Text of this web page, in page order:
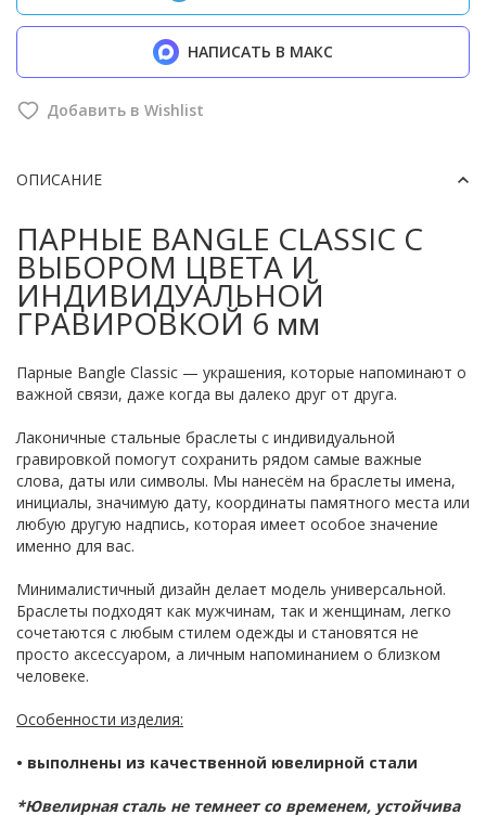
НАПИСАТЬ В МАКС
Добавить в Wishlist
ОПИСАНИЕ
ПАРНЫЕ BANGLE CLASSIC С
ВЫБОРОМ ЦВЕТА И
ИНДИВИДУАЛЬНОЙ
ГРАВИРОВКОЙ 6 мм
Парные Bangle Classic — украшения, которые напоминают о
важной связи, даже когда вы далеко друг от друга.
Лаконичные стальные браслеты с индивидуальной
гравировкой помогут сохранить рядом самые важные
слова, даты или символы. Мы нанесём на браслеты имена,
инициалы, значимую дату, координаты памятного места или
любую другую надпись, которая имеет особое значение
именно для вас.
Минималистичный дизайн делает модель универсальной.
Браслеты подходят как мужчинам, так и женщинам, легко
сочетаются с любым стилем одежды и становятся не
просто аксессуаром, а личным напоминанием о близком
человеке.
Особенности изделия:
• выполнены из качественной ювелирной стали
*Ювелирная сталь не темнеет со временем, устойчива